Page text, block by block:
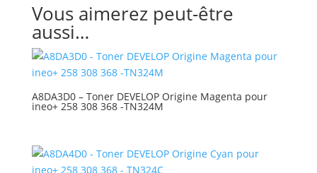
Vous aimerez peut-être
aussi…
A8DA3D0 – Toner DEVELOP Origine Magenta pour
ineo+ 258 308 368 -TN324M